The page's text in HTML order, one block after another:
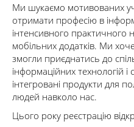
Ми шукаємо мотивованих
отримати професію в
інтенсивного практичного
мобільних додатків. Ми
змогли приєднатись до
інформаційних технологій і
інтегровані продукти для
людей навколо нас.
Цього року реєстрацію